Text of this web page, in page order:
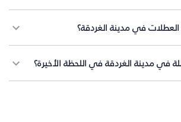
في مدينة الغردقة؟
في مدينة الغردقة في اللحظة الأخيرة؟